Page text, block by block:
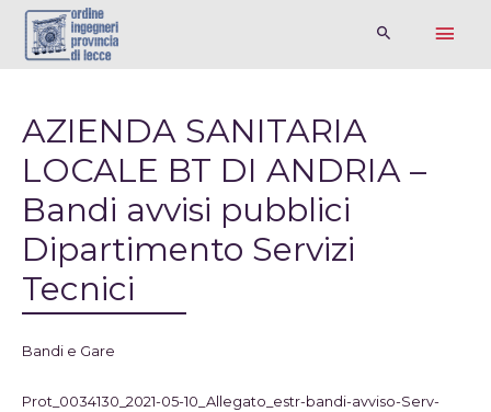
AZIENDA SANITARIA
LOCALE BT DI ANDRIA –
Bandi avvisi pubblici
Dipartimento Servizi
Tecnici
Bandi e Gare
Prot_0034130_2021-05-10_Allegato_estr-bandi-avviso-Serv-